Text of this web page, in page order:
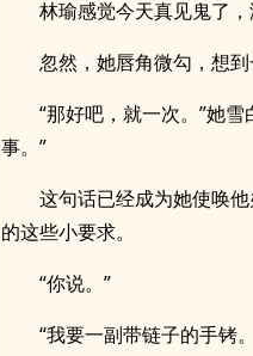
林瑜感觉今天真见鬼了
忽然，她唇角微勾，想到
“那好吧，就一次。”她
事。”
这句话已经成为她使唤
的这些小要求。
“你说。”
“我要一副带链子的手铐